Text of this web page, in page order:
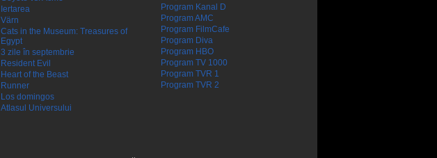
Iertarea
Värn
Cats in the Museum: Treasures of
Egypt
3 zile în septembrie
Resident Evil
Heart of the Beast
Runner
Los domingos
Atlasul Universului
Program Kanal D
Program AMC
Program FilmCafe
Program Diva
Program HBO
Program TV 1000
Program TVR 1
Program TVR 2